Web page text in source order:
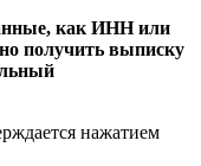
как ИНН или
получить выписку
нажатием